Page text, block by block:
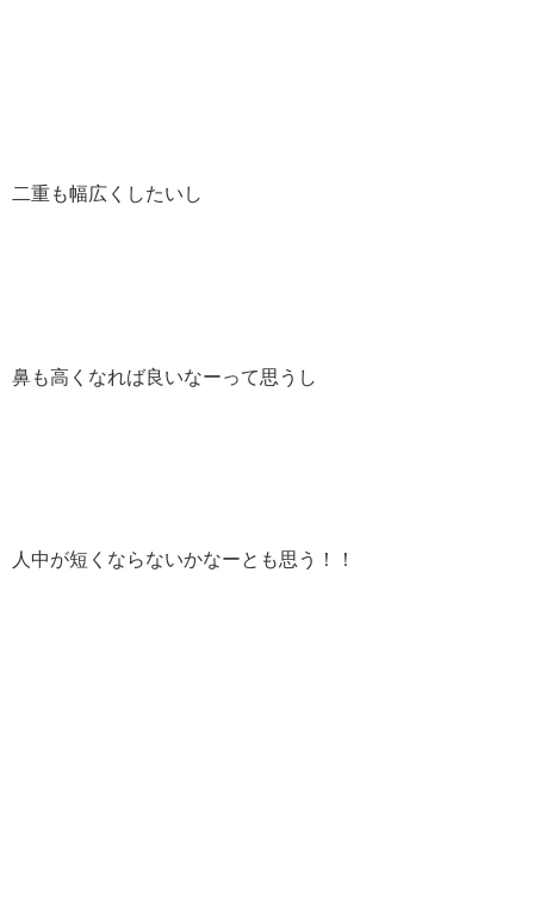
二重も幅広くしたいし
鼻も高くなれば良いなーって思うし
人中が短くならないかなーとも思う！！